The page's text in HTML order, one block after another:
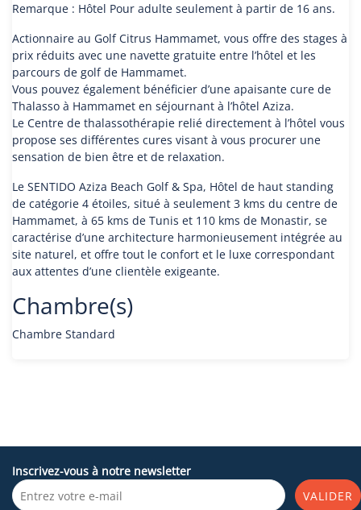
Remarque : Hôtel Pour adulte seulement à partir de 16 ans.
Actionnaire au Golf Citrus Hammamet, vous offre des stages à
prix réduits avec une navette gratuite entre l’hôtel et les
parcours de golf de Hammamet.
Vous pouvez également bénéficier d’une apaisante cure de
Thalasso à Hammamet en séjournant à l’hôtel Aziza.
Le Centre de thalassothérapie relié directement à l’hôtel vous
propose ses différentes cures visant à vous procurer une
sensation de bien être et de relaxation.
Le SENTIDO Aziza Beach Golf & Spa, Hôtel de haut standing
de catégorie 4 étoiles, situé à seulement 3 kms du centre de
Hammamet, à 65 kms de Tunis et 110 kms de Monastir, se
caractérise d’une architecture harmonieusement intégrée au
site naturel, et offre tout le confort et le luxe correspondant
aux attentes d’une clientèle exigeante.
Chambre(s)
Chambre Standard
Inscrivez-vous à notre newsletter
VALIDER